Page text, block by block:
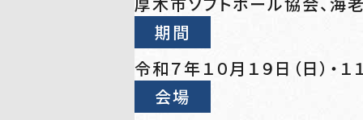
期間
令和７年１０月１９日（日）・１
会場